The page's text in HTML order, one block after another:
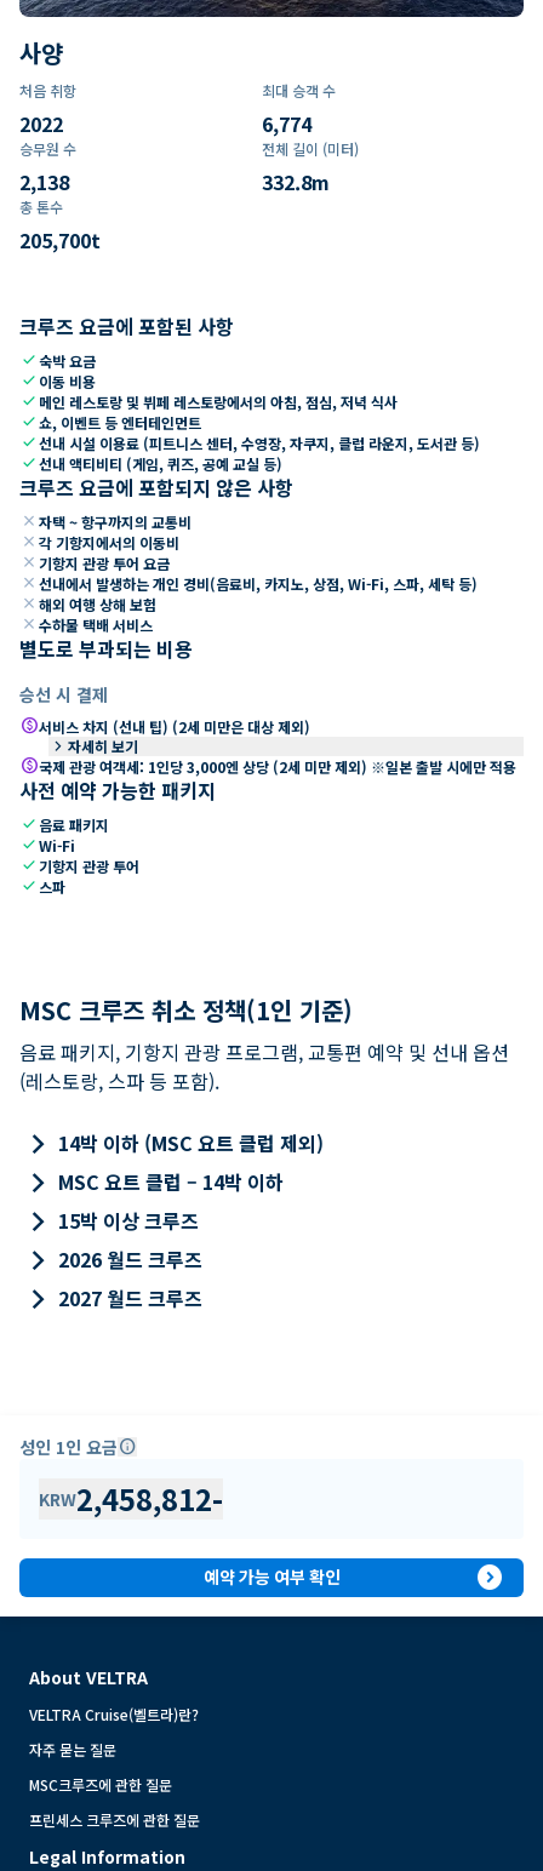
사양
처음 취항
2022
최대 승객 수
6,774
승무원 수
2,138
전체 길이 (미터)
332.8m
총 톤수
205,700t
크루즈 요금에 포함된 사항
check숙박 요금
check 이동 비용
check 메인 레스토랑 및 뷔페 레스토랑에서의 아침, 점심, 저녁 식사
check쇼, 이벤트 등 엔터테인먼트
check선내 시설 이용료 (피트니스 센터, 수영장, 자쿠지, 클럽 라운지, 도서관 등)
check선내 액티비티 (게임, 퀴즈, 공예 교실 등)
크루즈 요금에 포함되지 않은 사항
close 자택 ~ 항구까지의 교통비
close 각 기항지에서의 이동비
close 기항지 관광 투어 요금
close 선내에서 발생하는 개인 경비(음료비, 카지노, 상점, Wi-Fi, 스파, 세탁 등)
close 해외 여행 상해 보험
close 수하물 택배 서비스
별도로 부과되는 비용
승선 시 결제
paid서비스 차지 (선내 팁) (2세 미만은 대상 제외)
keyboard_arrow_right 자세히 보기
paid국제 관광 여객세: 1인당 3,000엔 상당 (2세 미만 제외) ※일본 출발 시에만 적용
사전 예약 가능한 패키지
check 음료 패키지
checkWi-Fi
check 기항지 관광 투어
check 스파
MSC 크루즈 취소 정책(1인 기준)
음료 패키지, 기항지 관광 프로그램, 교통편 예약 및 선내 옵션
(레스토랑, 스파 등 포함).
keyboard_arrow_right 14박 이하 (MSC 요트 클럽 제외)
keyboard_arrow_right MSC 요트 클럽 – 14박 이하
keyboard_arrow_right 15박 이상 크루즈
keyboard_arrow_right 2026 월드 크루즈
keyboard_arrow_right 2027 월드 크루즈
성인 1인 요금info
KRW2,458,812-
예약 가능 여부 확인 expand_circle_right
About VELTRA
VELTRA Cruise(벨트라)란?
자주 묻는 질문
MSC크루즈에 관한 질문
프린세스 크루즈에 관한 질문
Legal Information